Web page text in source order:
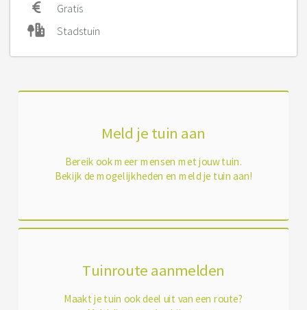
Gratis
Stadstuin
Meld je tuin aan
Bereik ook meer mensen met jouw tuin.
Bekijk de mogelijkheden en meld je tuin aan!
Tuinroute aanmelden
Maakt je tuin ook deel uit van een route?